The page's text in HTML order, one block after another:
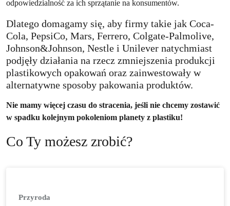
odpowiedzialność za ich sprzątanie na konsumentów.
Dlatego domagamy się, aby firmy takie jak Coca-
Cola, PepsiCo, Mars, Ferrero, Colgate-Palmolive,
Johnson&Johnson, Nestle i Unilever natychmiast
podjęły działania na rzecz zmniejszenia produkcji
plastikowych opakowań oraz zainwestowały w
alternatywne sposoby pakowania produktów.
Nie mamy więcej czasu do stracenia, jeśli nie chcemy zostawić
w spadku kolejnym pokoleniom planety z plastiku!
Co Ty możesz zrobić?
Przyroda